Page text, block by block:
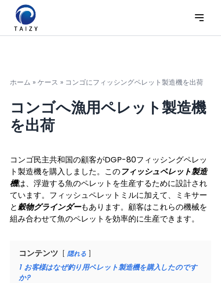
ホーム » ケース » コンゴにフィッシングペレット製造機を出荷
コンゴへ漁用ペレット製造機
を出荷
コンゴ民主共和国の顧客がDGP-80フィッシングペレッ
ト製造機を購入しました。このフィッシュペレット製造
機は、浮遊する魚のペレットを生産するために設計され
ています。フィッシュペレットミルに加えて、ミキサー
と穀物グラインダーもあります。顧客はこれらの機械を
組み合わせて魚のペレットを効率的に生産できます。
コンテンツ 隠れる
1 お客様はなぜ釣り用ペレット製造機を購入したのです
か?